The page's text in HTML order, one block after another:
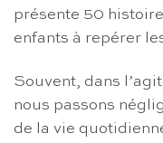
présente 50
enfants à repérer
Souvent, dans
nous passons
de la vie